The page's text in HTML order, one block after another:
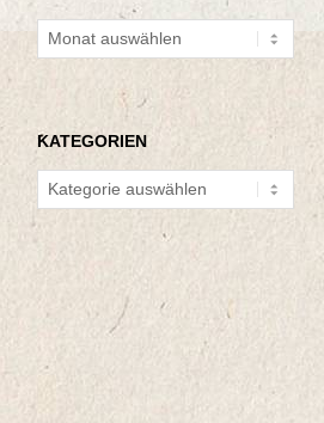
Archiv
KATEGORIEN
Kategorien